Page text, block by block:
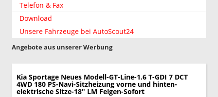
Telefon & Fax
Download
Unsere Fahrzeuge bei AutoScout24
Angebote aus unserer Werbung
Kia Sportage Neues Modell-GT-Line-1.6 T-GDI 7 DCT
4WD 180 PS-Navi-Sitzheizung vorne und hinten-
elektrische Sitze-18" LM Felgen-Sofort